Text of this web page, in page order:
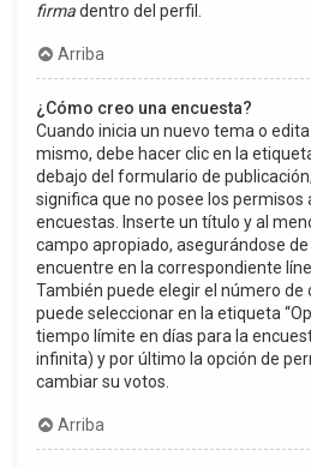
firmadentro del perfil.
Arriba
¿Cómo creo una encuesta?
Cuando inicia un nuevo tema o
mismo, debe hacer clic en la
debajo del formulario de
significa que no posee los permisos
encuestas. Inserte un título y al
campo apropiado, asegurándose
encuentre en la correspondiente
También puede elegir el número de
puede seleccionar en la etiqueta
tiempo límite en días para la
infinita) y por último la opción de
cambiar su votos.
Arriba